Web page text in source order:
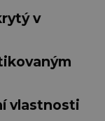
v
vlastnosti